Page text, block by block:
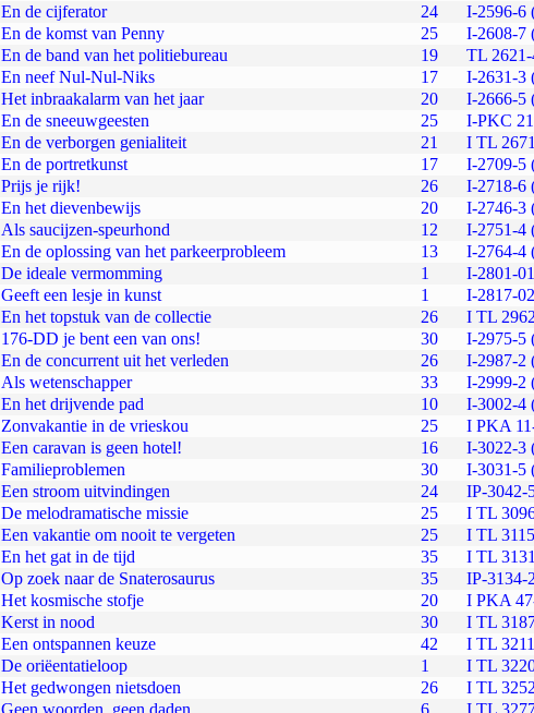
En de cijferator 24 I-2596-6
En de komst van Penny 25 I-2608-7
En de band van het politiebureau 19 TL
En neef Nul-Nul-Niks 17 I-2631-3
Het inbraakalarm van het jaar 20 I-2666-5
En de sneeuwgeesten 25 I-PKC
En de verborgen genialiteit 21 I TL
En de portretkunst 17 I-2709-5
Prijs je rijk! 26 I-2718-6
En het dievenbewijs 20 I-2746-3
Als saucijzen-speurhond 12 I-2751-4
En de oplossing van het parkeerprobleem 13 I-2764-4
De ideale vermomming 1 I-2801-
Geeft een lesje in kunst 1 I-2817-
En het topstuk van de collectie 26 I TL
176-DD je bent een van ons! 30 I-2975-5
En de concurrent uit het verleden 26 I-2987-2
Als wetenschapper 33 I-2999-2
En het drijvende pad 10 I-3002-4
Zonvakantie in de vrieskou 25 I PKA
Een caravan is geen hotel! 16 I-3022-3
Familieproblemen 30 I-3031-5
Een stroom uitvindingen 24 IP-3042-
De melodramatische missie 25 I TL
Een vakantie om nooit te vergeten 25 I TL
En het gat in de tijd 35 I TL
Op zoek naar de Snaterosaurus 35 IP-3134-
Het kosmische stofje 20 I PKA
Kerst in nood 30 I TL
Een ontspannen keuze 42 I TL
De oriëentatieloop 1 I TL
Het gedwongen nietsdoen 26 I TL
Geen woorden, geen daden 6 I TL